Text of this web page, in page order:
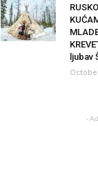
ljubav
-